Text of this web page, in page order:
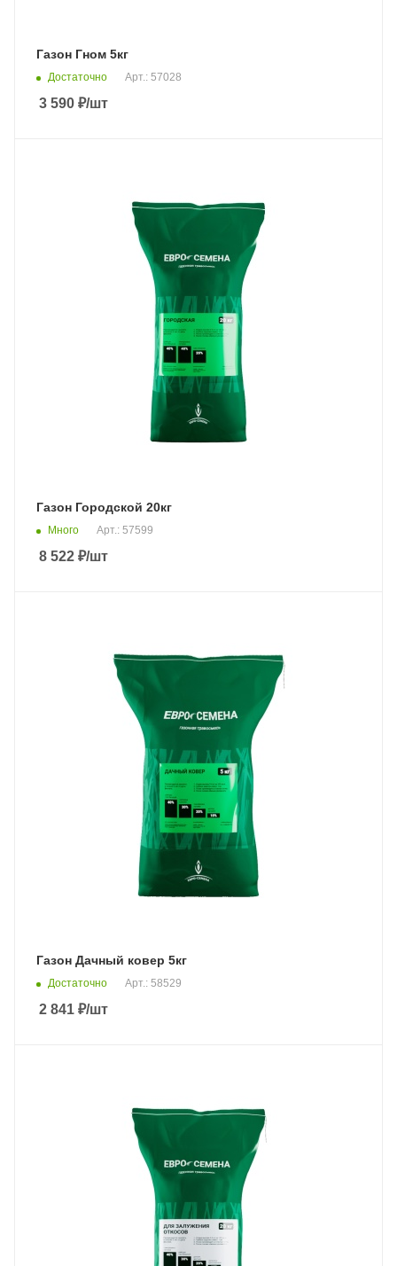
Газон Гном 5кг
Достаточно Арт.: 57028
3 590 ₽/шт
Газон Городской 20кг
Много Арт.: 57599
8 522 ₽/шт
Газон Дачный ковер 5кг
Достаточно Арт.: 58529
2 841 ₽/шт